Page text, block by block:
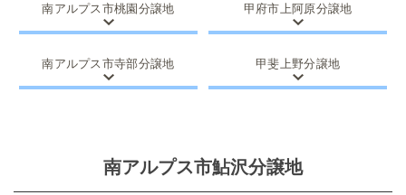
南アルプス市桃園分譲地 甲府市上阿原分譲地
南アルプス市寺部分譲地 甲斐上野分譲地
南アルプス市鮎沢分譲地